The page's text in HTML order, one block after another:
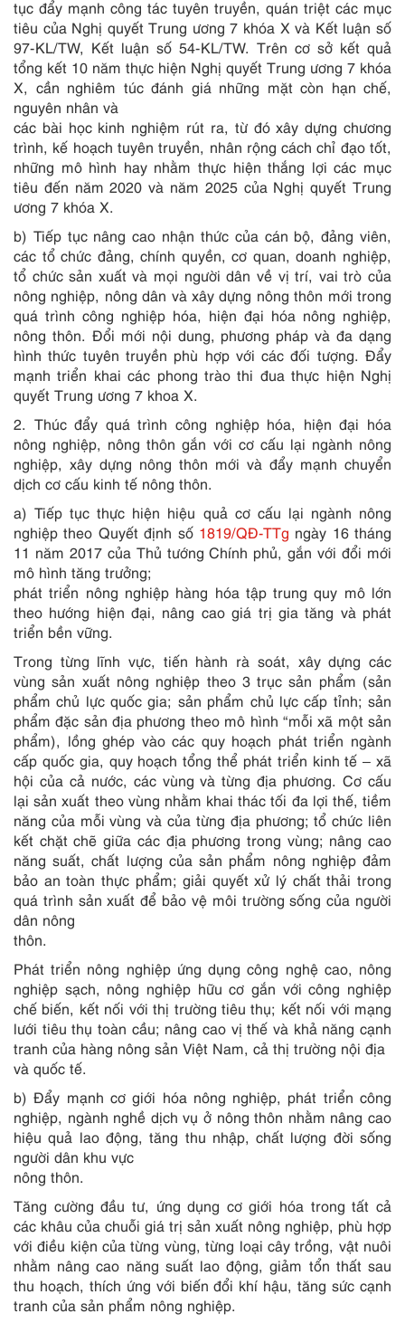
tục đẩy mạnh công tác tuyên truyền, quán triệt các mục
tiêu của Nghị quyết Trung ương 7 khóa X và Kết luận số
97-KL/TW, Kết luận số 54-KL/TW. Trên cơ sở kết quả
tổng kết 10 năm thực hiện Nghị quyết Trung ương 7 khóa
X, cần nghiêm túc đánh giá những mặt còn hạn chế,
nguyên nhân và
các bài học kinh nghiệm rút ra, từ đó xây dựng chương
trình, kế hoạch tuyên truyền, nhân rộng cách chỉ đạo tốt,
những mô hình hay nhằm thực hiện thắng lợi các mục
tiêu đến năm 2020 và năm 2025 của Nghị quyết Trung
ương 7 khóa X.
b) Tiếp tục nâng cao nhận thức của cán bộ, đảng viên,
các tổ chức đảng, chính quyền, cơ quan, doanh nghiệp,
tổ chức sản xuất và mọi người dân về vị trí, vai trò của
nông nghiệp, nông dân và xây dựng nông thôn mới trong
quá trình công nghiệp hóa, hiện đại hóa nông nghiệp,
nông thôn. Đổi mới nội dung, phương pháp và đa dạng
hình thức tuyên truyền phù hợp với các đối tượng. Đẩy
mạnh triển khai các phong trào thi đua thực hiện Nghị
quyết Trung ương 7 khoa X.
2. Thúc đẩy quá trình công nghiệp hóa, hiện đại hóa
nông nghiệp, nông thôn gắn với cơ cấu lại ngành nông
nghiệp, xây dựng nông thôn mới và đẩy mạnh chuyển
dịch cơ cấu kinh tế nông thôn.
a) Tiếp tục thực hiện hiệu quả cơ cấu lại ngành nông
nghiệp theo Quyết định số 1819/QĐ-TTg ngày 16 tháng
11 năm 2017 của Thủ tướng Chính phủ, gắn vớiđổi mới
mô hình tăng trưởng;
phát triển nông nghiệp hàng hóa tập trung quy mô lớn
theo hướng hiện đại, nâng cao giá trị gia tăng và phát
triển bền vững.
Trong từng lĩnh vực, tiến hành rà soát, xây dựng các
vùng sản xuất nông nghiệp theo 3 trục sản phẩm (sản
phẩm chủ lực quốc gia; sản phẩm chủ lực cấp tỉnh; sản
phẩm đặc sản địa phương theo mô hình “mỗi xã một sản
phẩm), lồng ghép vào các quy hoạch phát triển ngành
cấp quốc gia, quy hoạch tổng thể phát triển kinh tế – xã
hội của cả nước, các vùng và từng địa phương. Cơ cấu
lại sản xuất theo vùng nhằm khai thác tối đa lợi thế, tiềm
năng của mỗi vùng vàcủa từng địa phương; tổ chức liên
kết chặt chẽ giữa các địa phương trong vùng; nâng cao
năng suất, chất lượng của sản phẩm nông nghiệp đảm
bảo an toàn thực phẩm; giải quyết xử lý chất thải trong
quá trình sản xuất để bảo vệ môi trường sống của người
dân nông
thôn.
Phát triển nông nghiệp ứng dụng công nghệ cao, nông
nghiệp sạch, nông nghiệp hữu cơ gắn với công nghiệp
chế biến, kết nối với thị trường tiêu thụ; kết nối với mạng
lưới tiêu thụ toàn cầu; nâng cao vị thế và khả năng cạnh
tranh của hàng nông sản Việt Nam, cả thị trường nội địa
và quốc tế.
b) Đẩy mạnh cơ giới hóa nông nghiệp, phát triển công
nghiệp, ngành nghề dịch vụ ở nông thôn nhằm nâng cao
hiệu quả lao động, tăng thu nhập, chất lượng đời sống
người dân khu vực
nông thôn.
Tăng cường đầu tư, ứng dụng cơ giới hóa trong tất cả
các khâu của chuỗi giá trị sản xuất nông nghiệp, phù hợp
với điều kiện của từng vùng, từng loại cây trồng, vật nuôi
nhằm nâng cao năng suất lao động, giảm tổn thất sau
thu hoạch, thích ứng với biến đổi khí hậu, tăng sức cạnh
tranh của sản phẩm nông nghiệp.